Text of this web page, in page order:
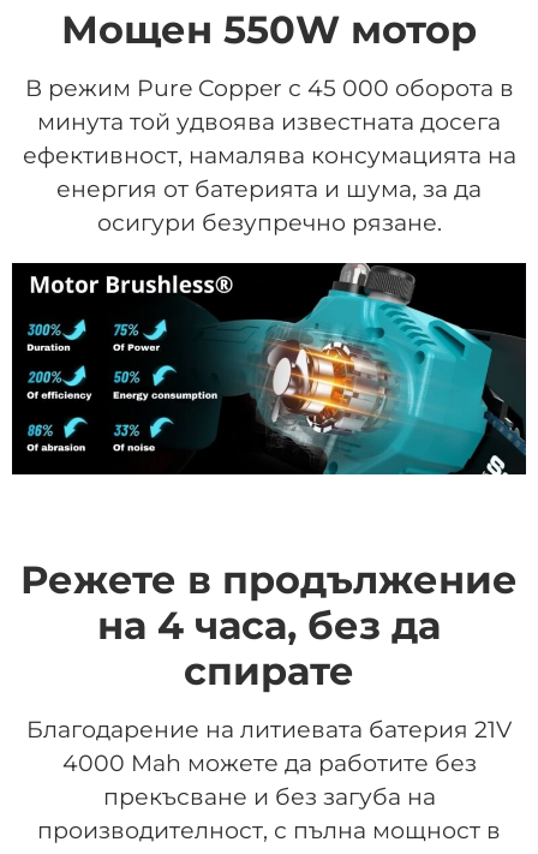
Мощен 550W мотор
В режим Pure Copper с 45 000 оборота в
минута той удвоява известната досега
ефективност, намалява консумацията на
енергия от батерията и шума, за да
осигури безупречно рязане.
Режете в продължение
на 4 часа, без да
спирате
Благодарение на литиевата батерия 21V
4000 Mah можете да работите без
прекъсване и без загуба на
производителност, с пълна мощност в